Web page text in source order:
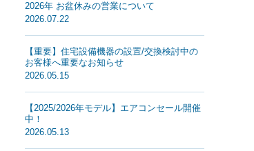
2026年 お盆休みの営業について
2026.07.22
【重要】住宅設備機器の設置/交換検討中の
お客様へ重要なお知らせ
2026.05.15
【2025/2026年モデル】エアコンセール開催
中！
2026.05.13